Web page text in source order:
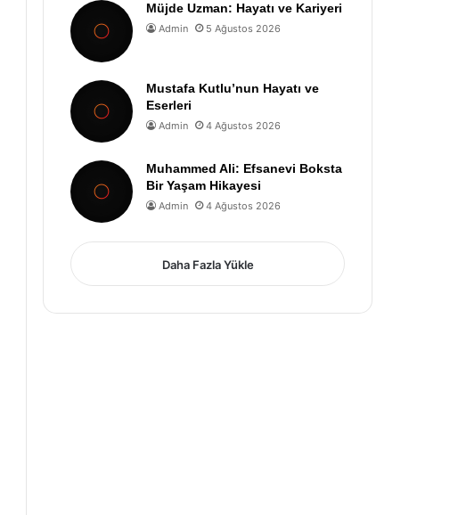
Müjde Uzman: Hayatı ve Kariyeri
Admin 5 Ağustos 2026
Mustafa Kutlu’nun Hayatı ve
Eserleri
Admin 4 Ağustos 2026
Muhammed Ali: Efsanevi Boksta
Bir Yaşam Hikayesi
Admin 4 Ağustos 2026
Daha Fazla Yükle